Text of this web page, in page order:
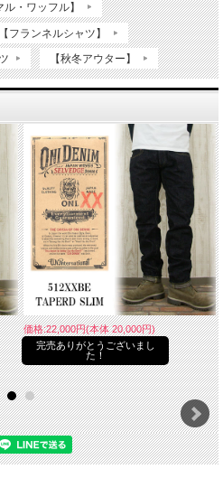
ル・ワッフル】
【フランネルシャツ】
【秋冬アウター】
価格:22,000円(本体 20,000円)
完売ありがとうございまし
た！